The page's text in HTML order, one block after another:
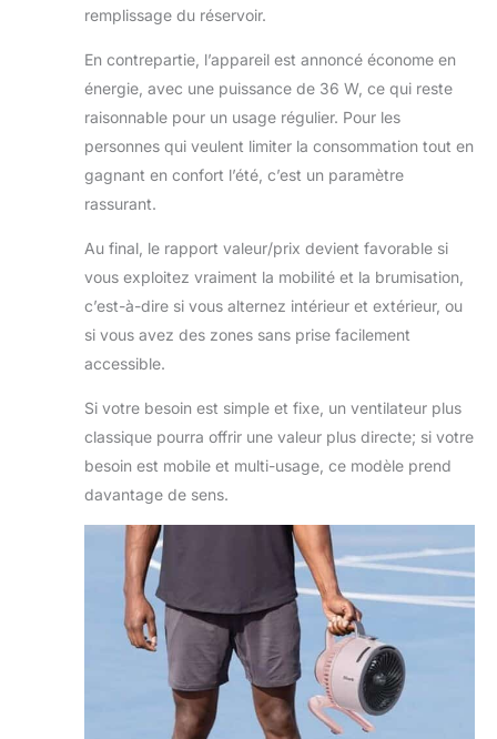
remplissage du réservoir.
En contrepartie, l’appareil est annoncé économe en
énergie, avec une puissance de 36 W, ce qui reste
raisonnable pour un usage régulier. Pour les
personnes qui veulent limiter la consommation tout en
gagnant en confort l’été, c’est un paramètre
rassurant.
Au final, le rapport valeur/prix devient favorable si
vous exploitez vraiment la mobilité et la brumisation,
c’est-à-dire si vous alternez intérieur et extérieur, ou
si vous avez des zones sans prise facilement
accessible.
Si votre besoin est simple et fixe, un ventilateur plus
classique pourra offrir une valeur plus directe; si votre
besoin est mobile et multi-usage, ce modèle prend
davantage de sens.